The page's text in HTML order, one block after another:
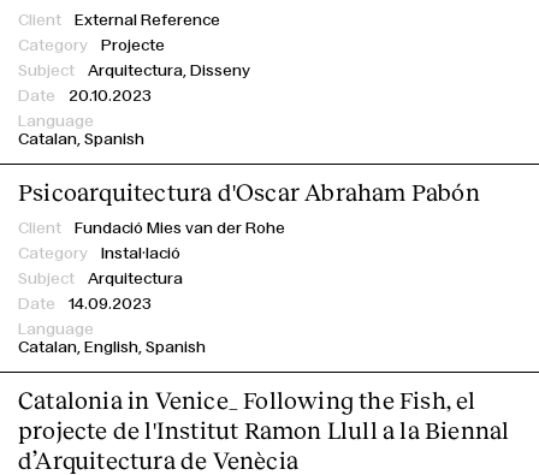
External Reference
Projecte
Arquitectura, Disseny
20.10.2023
Catalan Spanish
Psicoarquitectura d'Oscar Abraham Pabón
Fundació Mies van der Rohe
Instal·lació
Arquitectura
14.09.2023
Catalan English Spanish
Catalonia in Venice_ Following the Fish, el
projecte de l'Institut Ramon Llull a la Biennal
d’Arquitectura de Venècia